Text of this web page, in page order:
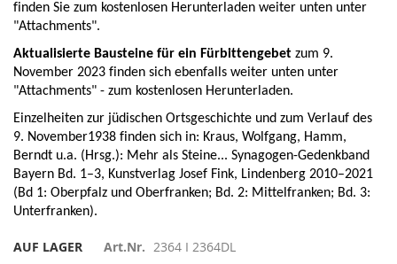
finden Sie zum kostenlosen Herunterladen weiter unten unter
"Attachments".
Aktualisierte Bausteine für ein Fürbittengebet zum 9.
November 2023 finden sich ebenfalls weiter unten unter
"Attachments" - zum kostenlosen Herunterladen.
Einzelheiten zur jüdischen Ortsgeschichte und zum Verlauf des
9. November1938 finden sich in: Kraus, Wolfgang, Hamm,
Berndt u.a. (Hrsg.): Mehr als Steine... Synagogen-Gedenkband
Bayern Bd. 1–3, Kunstverlag Josef Fink, Lindenberg 2010–2021
(Bd 1: Oberpfalz und Oberfranken; Bd. 2: Mittelfranken; Bd. 3:
Unterfranken).
AUF LAGER Art.Nr. 2364 I 2364DL